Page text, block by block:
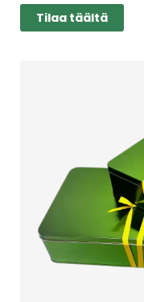
Tilaa täältä